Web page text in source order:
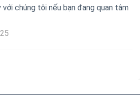
với chúng tôi nếu bạn đang quan tâm